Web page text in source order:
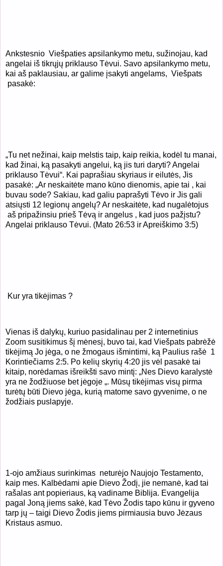
Ankstesnio Viešpaties apsilankymo metu, sužinojau, kad
angelai iš tikrųjų priklauso Tėvui. Savo apsilankymo metu,
kai aš paklausiau, ar galime įsakyti angelams, Viešpats
pasakė:
„Tu net nežinai, kaip melstis taip, kaip reikia, kodėl tu manai,
kad žinai, ką pasakyti angelui, ką jis turi daryti? Angelai
priklauso Tėvui“. Kai paprašiau skyriaus ir eilutės, Jis
pasakė: „Ar neskaitėte mano kūno dienomis, apie tai , kai
buvau sode? Sakiau, kad galiu paprašyti Tėvo ir Jis gali
atsiųsti 12 legionų angelų? Ar neskaitėte, kad nugalėtojus
aš pripažinsiu prieš Tėvą ir angelus , kad juos pažįstu?
Angelai priklauso Tėvui. (Mato 26:53 ir Apreiškimo 3:5)
Kur yra tikėjimas ?
Vienas iš dalykų, kuriuo pasidalinau per 2 internetinius
Zoom susitikimus šį mėnesį, buvo tai, kad Viešpats pabrėžė
tikėjimą Jo jėga, o ne žmogaus išmintimi, ką Paulius rašė 1
Korintiečiams 2:5. Po kelių skyrių 4:20 jis vėl pasakė tai
kitaip, norėdamas išreikšti savo mintį: „Nes Dievo karalystė
yra ne žodžiuose bet jėgoje „. Mūsų tikėjimas visų pirma
turėtų būti Dievo jėga, kurią matome savo gyvenime, o ne
žodžiais puslapyje.
1-ojo amžiaus surinkimas neturėjo Naujojo Testamento,
kaip mes. Kalbėdami apie Dievo Žodį, jie nemanė, kad tai
rašalas ant popieriaus, ką vadiname Biblija. Evangelija
pagal Joną jiems sakė, kad Tėvo Žodis tapo kūnu ir gyveno
tarp jų – taigi Dievo Žodis jiems pirmiausia buvo Jėzaus
Kristaus asmuo.